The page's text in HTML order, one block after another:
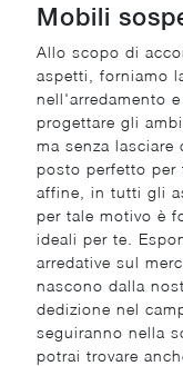
Mobili
Allo scopo di
aspetti, forniamo
nell'arredamento
progettare gli
ma senza
posto perfetto per
affine, in tutti gli
per tale motivo è
ideali per te.
arredative sul
nascono dalla
dedizione nel
seguiranno nella
potrai trovare